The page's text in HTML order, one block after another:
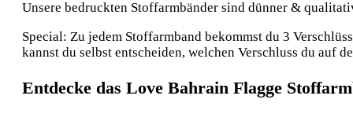
Unsere bedruckten Stoffarmbänder sind dünner &
Special: Zu jedem Stoffarmband bekommst du 3
kannst du selbst entscheiden, welchen Verschluss du auf
Entdecke das Love Bahrain Flagge